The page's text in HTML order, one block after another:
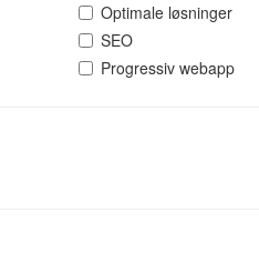
Optimale løsninger
SEO
Progressiv webapp